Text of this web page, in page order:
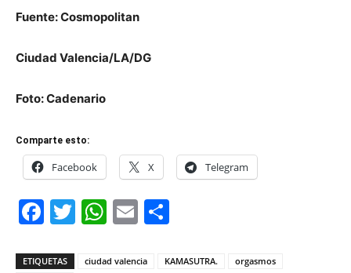
Fuente: Cosmopolitan
Ciudad Valencia/LA/DG
Foto: Cadenario
Comparte esto:
Facebook X Telegram
Facebook
Twitter
WhatsApp
Email
ETIQUETAS ciudad valencia KAMASUTRA.
orgasmos